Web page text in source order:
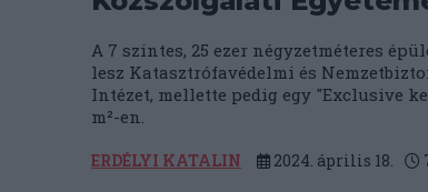
A 7 szintes, 25 ezer négyzetméteres
lesz Katasztrófavédelmi és
Intézet, mellette pedig egy "Exclusive
m²-en.
ERDÉLYI KATALIN 2024. április 18.